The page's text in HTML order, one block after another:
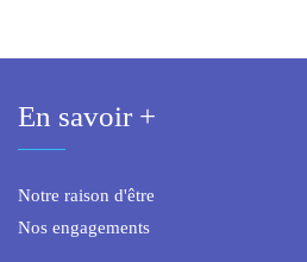
En savoir +
Notre raison d'être
Nos engagements